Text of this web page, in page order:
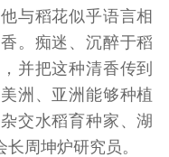
与稻花似乎语言相
。痴迷、沉醉于稻
并把这种清香传到
洲、亚洲能够种植
交水稻育种家、湖
周坤炉研究员。